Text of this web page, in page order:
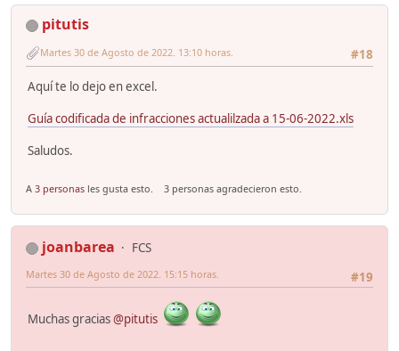
pitutis
#18
Martes 30 de Agosto de 2022. 13:10 horas.
Aquí te lo dejo en excel.
Guía codificada de infracciones actualilzada a 15-06-2022.xls
Saludos.
A 3 personas les gusta esto. 3 personas agradecieron esto.
joanbarea
FCS
#19
Martes 30 de Agosto de 2022. 15:15 horas.
Muchas gracias@pitutis